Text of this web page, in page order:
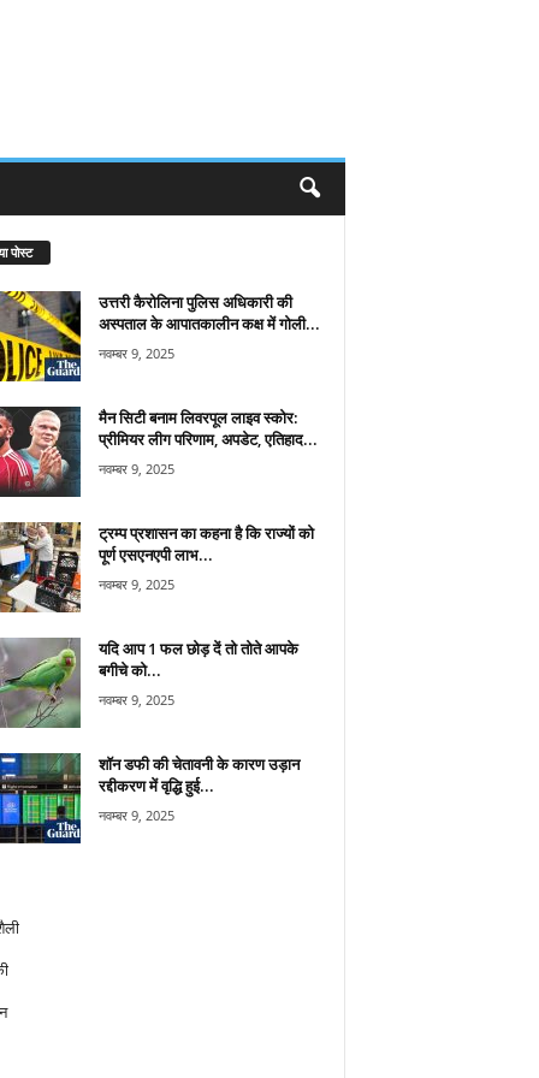
पोस्ट
उत्तरी कैरोलिना पुलिस अधिकारी की
अस्पताल के आपातकालीन कक्ष में गोली...
नवम्बर 9, 2025
मैन सिटी बनाम लिवरपूल लाइव स्कोर:
प्रीमियर लीग परिणाम, अपडेट, एतिहाद...
नवम्बर 9, 2025
ट्रम्प प्रशासन का कहना है कि राज्यों को
पूर्ण एसएनएपी लाभ...
नवम्बर 9, 2025
यदि आप 1 फल छोड़ दें तो तोते आपके
बगीचे को...
नवम्बर 9, 2025
शॉन डफी की चेतावनी के कारण उड़ान
रद्दीकरण में वृद्धि हुई...
नवम्बर 9, 2025